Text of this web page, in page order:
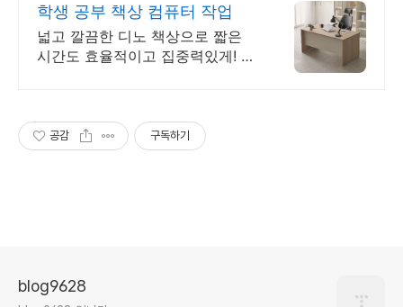
학생 공부 책상 컴퓨터 작업
넓고 깔끔한 디노 책상으로 짧은
시간도 효율적이고 집중력있게! 공
공감 구독하기
blog9628